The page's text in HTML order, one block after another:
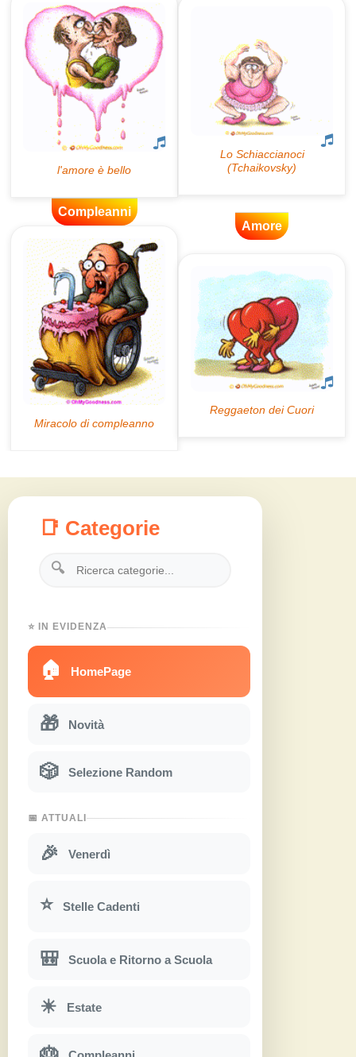
Compleanni
Amore
📑 Categorie
🔍
⭐ IN EVIDENZA
🏠 HomePage
🎁 Novità
🎲 Selezione Random
📅 ATTUALI
🎉 Venerdì
⭐ Stelle Cadenti
🎒 Scuola e Ritorno a Scuola
☀ Estate